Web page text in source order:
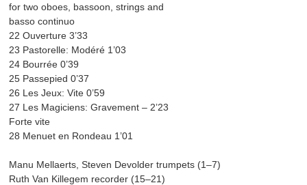
for two oboes, bassoon, strings and
basso continuo
22 Ouverture 3’33
23 Pastorelle: Modéré 1’03
24 Bourrée 0’39
25 Passepied 0’37
26 Les Jeux: Vite 0’59
27 Les Magiciens: Gravement – 2’23
Forte vite
28 Menuet en Rondeau 1’01
Manu Mellaerts, Steven Devolder trumpets (1–7)
Ruth Van Killegem recorder (15–21)